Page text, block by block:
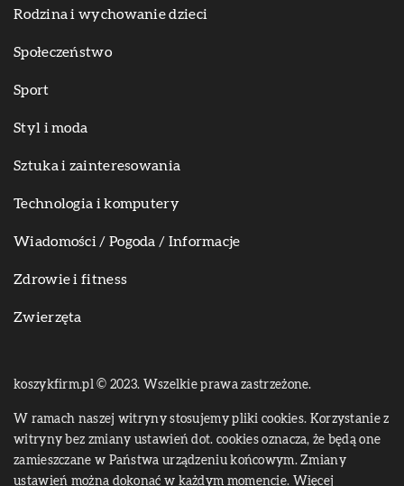
Rodzina i wychowanie dzieci
Społeczeństwo
Sport
Styl i moda
Sztuka i zainteresowania
Technologia i komputery
Wiadomości / Pogoda / Informacje
Zdrowie i fitness
Zwierzęta
koszykfirm.pl © 2023. Wszelkie prawa zastrzeżone.
W ramach naszej witryny stosujemy pliki cookies. Korzystanie z
witryny bez zmiany ustawień dot. cookies oznacza, że będą one
zamieszczane w Państwa urządzeniu końcowym. Zmiany
ustawień można dokonać w każdym momencie. Więcej